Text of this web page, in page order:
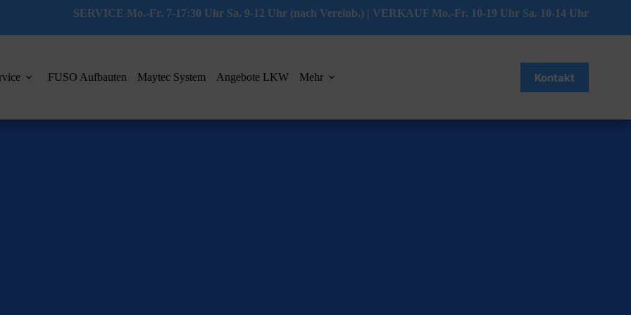
SERVICE Mo.-Fr. 7-17:30 Uhr Sa. 9-12 Uhr (nach Vereinb.) | VERKAUF Mo.-Fr. 10-19 Uhr Sa. 10-14 Uhr
FUSO Aufbauten Maytec System Angebote LKW Mehr Kontakt